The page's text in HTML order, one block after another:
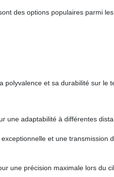
des options populaires parmi
polyvalence et sa durabilité sur le
une adaptabilité à différentes
et une transmission
une précision maximale lors du